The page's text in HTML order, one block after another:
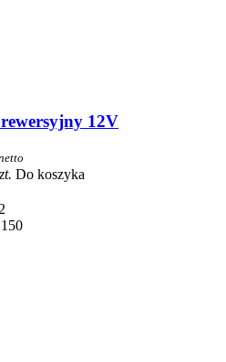
12V
Do koszyka
150